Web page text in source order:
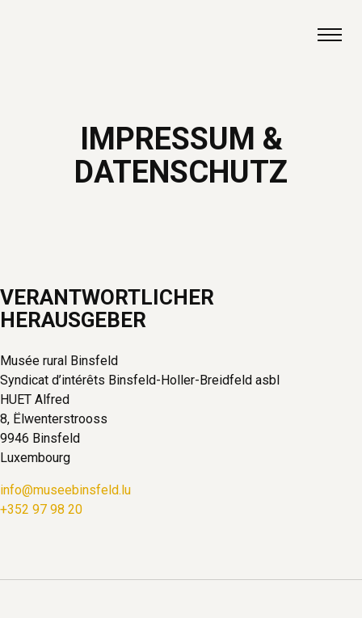
IMPRESSUM &
DATENSCHUTZ
VERANTWORTLICHER
HERAUSGEBER
Musée rural Binsfeld
Syndicat d’intérêts Binsfeld-Holler-Breidfeld asbl
HUET Alfred
8, Ëlwenterstrooss
9946 Binsfeld
Luxembourg
info@museebinsfeld.lu
+352 97 98 20